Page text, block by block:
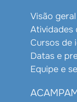
Visão geral
Atividades
Cursos de
Datas e
Equipe e